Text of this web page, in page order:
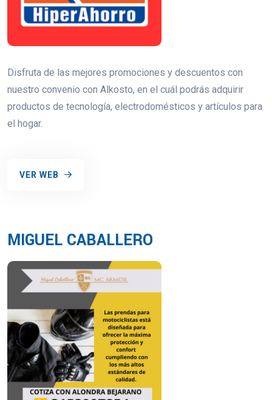
Disfruta de las mejores promociones y descuentos con
nuestro convenio con Alkosto, en el cuál podrás adquirir
productos de tecnología, electrodomésticos y artículos para
el hogar.
VER WEB
MIGUEL CABALLERO